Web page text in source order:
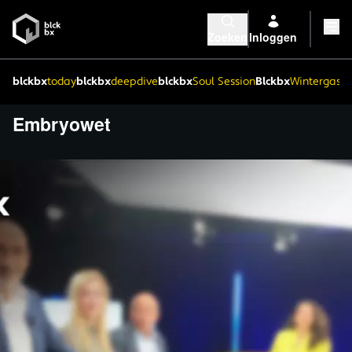
Inloggen
blckbxtodayblckbxdeepdiveblckbxSoul SessionBlckbx
Embryowet